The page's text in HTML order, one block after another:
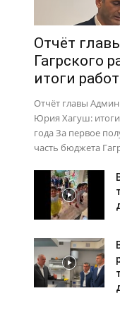
Отчёт
Гагрского
итоги
Отчёт главы
Юрия Хагуш: итоги
года За первое
часть бюджета